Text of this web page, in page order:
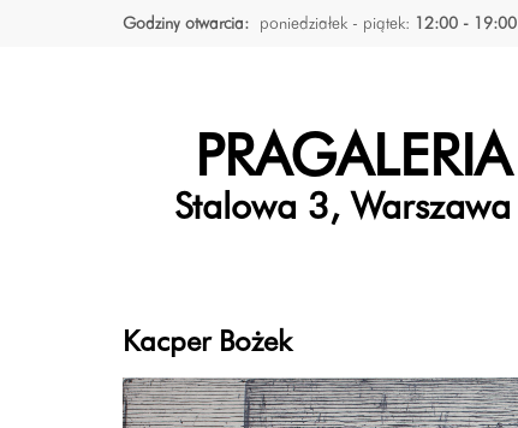
Godziny otwarcia: poniedziałek - piątek: 12:00 - 19:00
PRAGALERIA
Stalowa 3, Warszawa
Kacper Bożek